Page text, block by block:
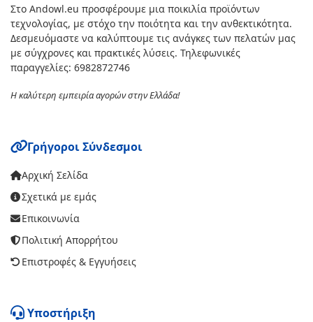
Στο Andowl.eu προσφέρουμε μια ποικιλία προϊόντων
τεχνολογίας, με στόχο την ποιότητα και την ανθεκτικότητα.
Δεσμευόμαστε να καλύπτουμε τις ανάγκες των πελατών μας
με σύγχρονες και πρακτικές λύσεις. Τηλεφωνικές
παραγγελίες: 6982872746
Η καλύτερη εμπειρία αγορών στην Ελλάδα!
Γρήγοροι Σύνδεσμοι
Αρχική Σελίδα
Σχετικά με εμάς
Επικοινωνία
Πολιτική Απορρήτου
Επιστροφές & Εγγυήσεις
Υποστήριξη